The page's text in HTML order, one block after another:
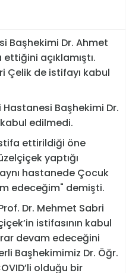
Başhekimi Dr. Ahmet
açıklamıştı.
Çelik de istifayı kabul
Başhekimi Dr.
edilmedi.
ettirildiği öne
yaptığı
hastanede Çocuk
edeceğim" demişti.
Dr. Mehmet Sabri
istifasının kabul
devam edeceğini
Başhekimimiz Dr. Öğr.
olduğu bir